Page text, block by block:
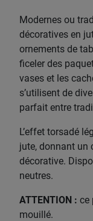
Modernes ou
décoratives en
ornements de
ficeler des
vases et les
s’utilisent de
parfait entre
L’effet torsadé
jute, donnant un
décorative.
neutres.
ATTENTION : ce
mouillé.